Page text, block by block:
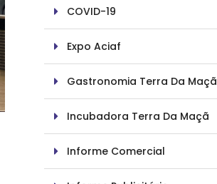
COVID-19
Expo Aciaf
Gastronomia Terra Da Maçã
Incubadora Terra Da Maçã
Informe Comercial